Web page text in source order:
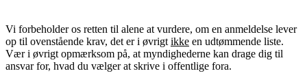
Vi forbeholder os retten til alene at vurdere, om en anmeldelse lever
op til ovenstående krav, det er i øvrigt ikke en udtømmende liste.
Vær i øvrigt opmærksom på, at myndighederne kan drage dig til
ansvar for, hvad du vælger at skrive i offentlige fora.